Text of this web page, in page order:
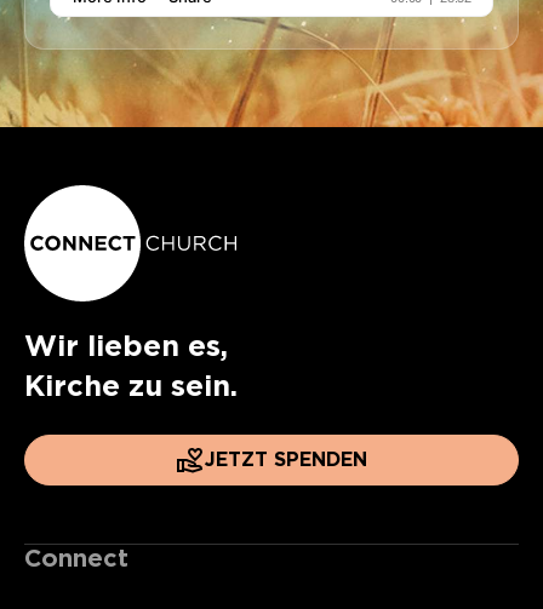
Wir lieben es,
Kirche zu sein.
JETZT SPENDEN
Connect